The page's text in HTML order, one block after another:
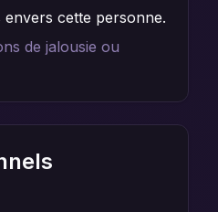
envers cette personne.
de jalousie ou